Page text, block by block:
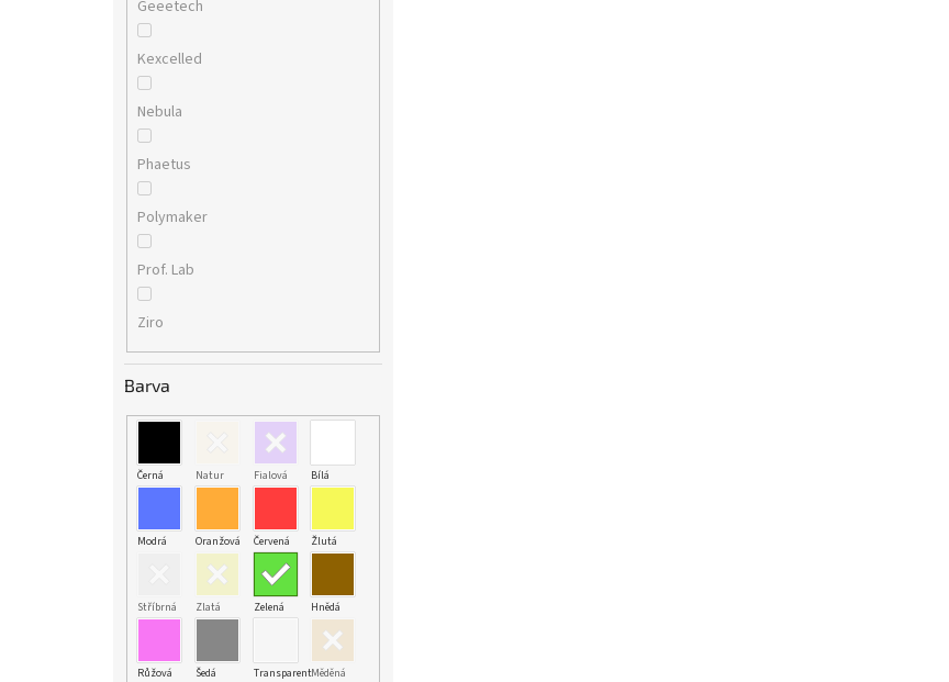
Geeetech
Kexcelled
Nebula
Phaetus
Polymaker
Prof. Lab
Ziro
Barva
Černá Natur Fialová Bílá
Modrá Oranžová Červená Žlutá
Stříbrná Zlatá Zelená Hnědá
Růžová Šedá TransparentMěděná